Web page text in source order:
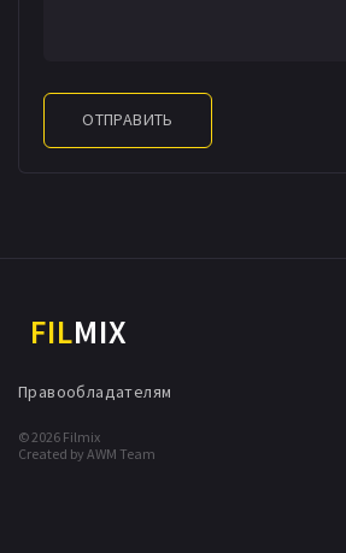
ОТПРАВИТЬ
FILMIX
© 2026 Filmix
Created by AWM Team
Правообладателям